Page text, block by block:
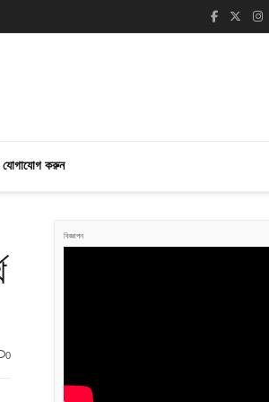
যোগাযোগ করুন
0
বিজ্ঞাপন